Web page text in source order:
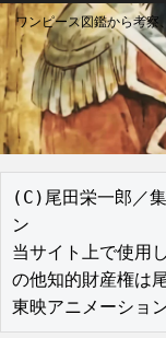
ワンピース図鑑から考察
(C)尾田栄一郎／
ン
当サイト上で使用
の他知的財産権は
東映アニメーショ